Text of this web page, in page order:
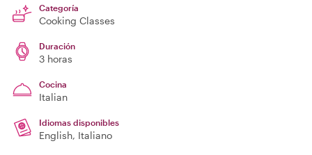
Categoría
Cooking Classes
Duración
3 horas
Cocina
Italian
Idiomas disponibles
English, Italiano